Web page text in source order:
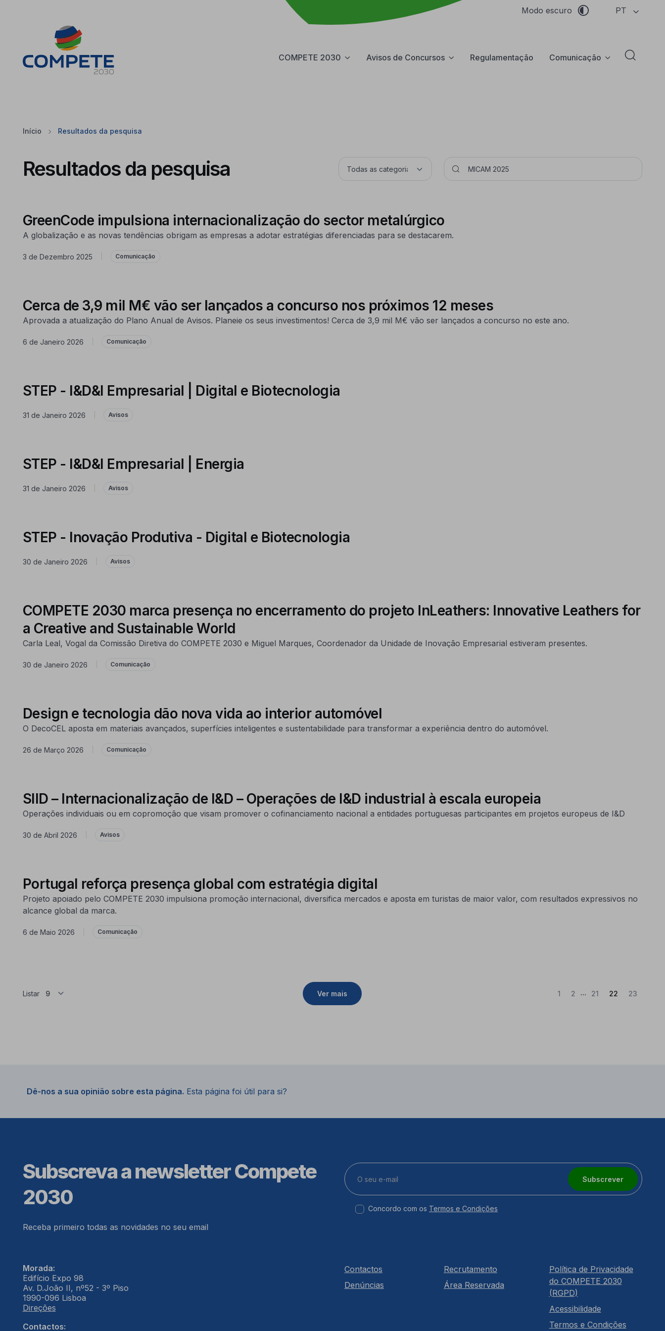
Modo escuro PT
COMPETE 2030 Avisos de Concursos Regulamentação Comunicação Abrir
Início Resultados da pesquisa
Resultados da pesquisa
GreenCode impulsiona internacionalização do sector metalúrgico
A globalização e as novas tendências obrigam as empresas a adotar estratégias diferenciadas para se destacarem.
3 de Dezembro 2025 Comunicação
Cerca de 3,9 mil M€ vão ser lançados a concurso nos próximos 12 meses
Aprovada a atualização do Plano Anual de Avisos. Planeie os seus investimentos! Cerca de 3,9 mil M€ vão ser lançados a concurso no este ano.
6 de Janeiro 2026 Comunicação
STEP - I&D&I Empresarial | Digital e Biotecnologia
31 de Janeiro 2026 Avisos
STEP - I&D&I Empresarial | Energia
31 de Janeiro 2026 Avisos
STEP - Inovação Produtiva - Digital e Biotecnologia
30 de Janeiro 2026 Avisos
COMPETE 2030 marca presença no encerramento do projeto InLeathers: Innovative Leathers for
a Creative and Sustainable World
Carla Leal, Vogal da Comissão Diretiva do COMPETE 2030 e Miguel Marques, Coordenador da Unidade de Inovação Empresarial estiveram presentes.
30 de Janeiro 2026 Comunicação
Design e tecnologia dão nova vida ao interior automóvel
O DecoCEL aposta em materiais avançados, superfícies inteligentes e sustentabilidade para transformar a experiência dentro do automóvel.
26 de Março 2026 Comunicação
SIID – Internacionalização de I&D – Operações de I&D industrial à escala europeia
Operações individuais ou em copromoção que visam promover o cofinanciamento nacional a entidades portuguesas participantes em projetos europeus de I&D
30 de Abril 2026 Avisos
Portugal reforça presença global com estratégia digital
Projeto apoiado pelo COMPETE 2030 impulsiona promoção internacional, diversifica mercados e aposta em turistas de maior valor, com resultados expressivos no
alcance global da marca.
6 de Maio 2026 Comunicação
Listar Ver mais 1 2 ... 21 22 (Atual)
23
Dê-nos a sua opinião sobre esta página. Esta página foi útil para si?
Subscreva a newsletter Compete
2030
Receba primeiro todas as novidades no seu email
Subscrever
Concordo com os Termos e Condições
Morada:
Edifício Expo 98
Av. D.João II, nº52 - 3º Piso
1990-096 Lisboa
Direções
Contactos:
Contactos
Denúncias
Recrutamento
Área Reservada
Política de Privacidade
do COMPETE 2030
(RGPD)
Acessibilidade
Termos e Condições